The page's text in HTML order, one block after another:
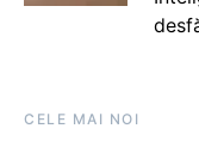
CELE MAI NOI